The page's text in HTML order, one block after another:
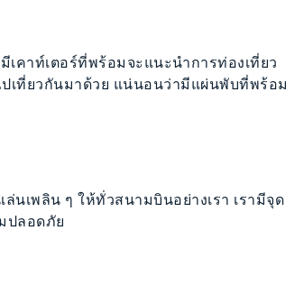
เคาท์เตอร์ที่พร้อมจะแนะนำการท่องเที่ยว
ปเที่ยวกันมาด้วย แน่นอนว่ามีแผ่นพับที่พร้อม
นเพลิน ๆ ให้ทั่วสนามบินอย่างเรา เรามีจุด
ปลอดภัย